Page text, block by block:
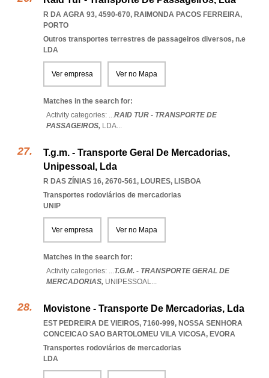
R DA AGRA 93, 4590-670, RAIMONDA PACOS FERREIRA,
PORTO
Outros transportes terrestres de passageiros diversos, n.e
LDA
Ver empresa Ver no Mapa
Matches in the search for:
Activity categories: ...RAID TUR - TRANSPORTE DE
PASSAGEIROS, LDA...
T.g.m. - Transporte Geral De Mercadorias,
Unipessoal, Lda
R DAS ZÍNIAS 16, 2670-561, LOURES, LISBOA
Transportes rodoviários de mercadorias
UNIP
Ver empresa Ver no Mapa
Matches in the search for:
Activity categories: ...T.G.M. - TRANSPORTE GERAL DE
MERCADORIAS, UNIPESSOAL...
Movistone - Transporte De Mercadorias, Lda
EST PEDREIRA DE VIEIROS, 7160-999, NOSSA SENHORA
CONCEICAO SAO BARTOLOMEU VILA VICOSA, EVORA
Transportes rodoviários de mercadorias
LDA